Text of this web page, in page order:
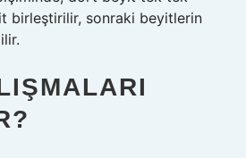
birleştirilir, sonraki beyitlerin